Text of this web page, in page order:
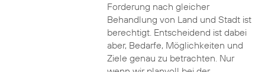
Forderung nach gleicher
Behandlung von Land und Stadt ist
berechtigt. Entscheidend ist dabei
aber, Bedarfe, Möglichkeiten und
Ziele genau zu betrachten. Nur